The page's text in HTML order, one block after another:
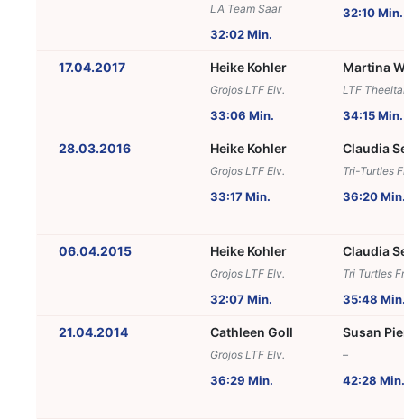
LA Team Saar
32:02 Min.
32:10 Min.
17.04.2017 Heike Kohler
Grojos LTF Elv.
33:06 Min.
Martina
LTF
34:15 Min.
28.03.2016 Heike Kohler
Grojos LTF Elv.
33:17 Min.
Claudia
Tri-Turtles
36:20
06.04.2015 Heike Kohler
Grojos LTF Elv.
32:07 Min.
Claudia
Tri Turtles
35:48
21.04.2014 Cathleen Goll
Grojos LTF Elv.
36:29 Min.
Susan
–
42:28 Min.